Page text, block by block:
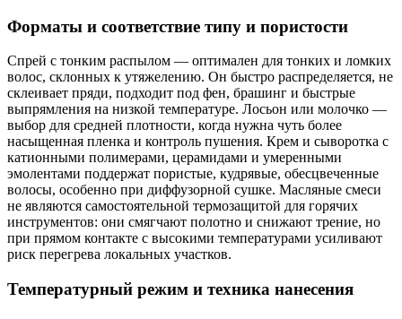
Форматы и соответствие типу и пористости
Спрей с тонким распылом — оптимален для тонких и ломких
волос, склонных к утяжелению. Он быстро распределяется, не
склеивает пряди, подходит под фен, брашинг и быстрые
выпрямления на низкой температуре. Лосьон или молочко —
выбор для средней плотности, когда нужна чуть более
насыщенная пленка и контроль пушения. Крем и сыворотка с
катионными полимерами, церамидами и умеренными
эмолентами поддержат пористые, кудрявые, обесцвеченные
волосы, особенно при диффузорной сушке. Масляные смеси
не являются самостоятельной термозащитой для горячих
инструментов: они смягчают полотно и снижают трение, но
при прямом контакте с высокими температурами усиливают
риск перегрева локальных участков.
Температурный режим и техника нанесения